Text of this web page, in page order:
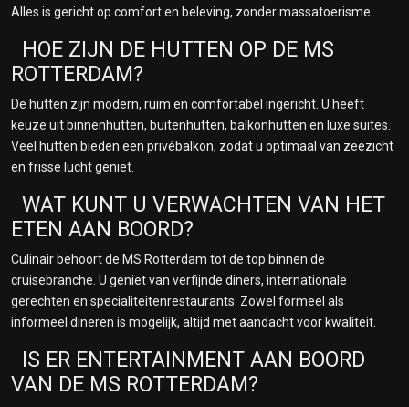
Alles is gericht op comfort en beleving, zonder massatoerisme.
HOE ZIJN DE HUTTEN OP DE MS
ROTTERDAM?
De hutten zijn modern, ruim en comfortabel ingericht. U heeft
keuze uit binnenhutten, buitenhutten, balkonhutten en luxe suites.
Veel hutten bieden een privébalkon, zodat u optimaal van zeezicht
en frisse lucht geniet.
WAT KUNT U VERWACHTEN VAN HET
ETEN AAN BOORD?
Culinair behoort de MS Rotterdam tot de top binnen de
cruisebranche. U geniet van verfijnde diners, internationale
gerechten en specialiteitenrestaurants. Zowel formeel als
informeel dineren is mogelijk, altijd met aandacht voor kwaliteit.
IS ER ENTERTAINMENT AAN BOORD
VAN DE MS ROTTERDAM?